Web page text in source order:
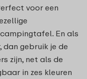
voor een
En als
gebruik je de
zijn, net als de
in zes kleuren